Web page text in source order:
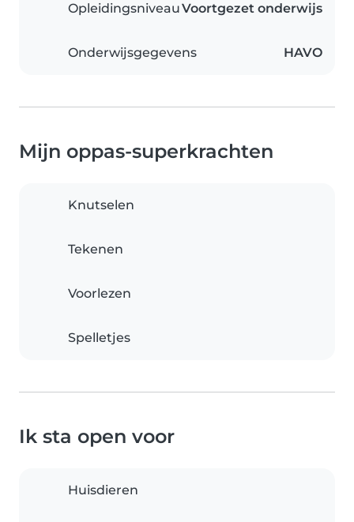
OpleidingsniveauVoortgezet onderwijs
Onderwijsgegevens HAVO
Mijn oppas-superkrachten
Knutselen
Tekenen
Voorlezen
Spelletjes
Ik sta open voor
Huisdieren